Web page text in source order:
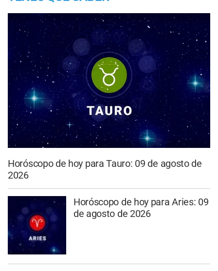
Horóscopo de hoy para Tauro: 09 de agosto de
2026
Horóscopo de hoy para Aries: 09
de agosto de 2026